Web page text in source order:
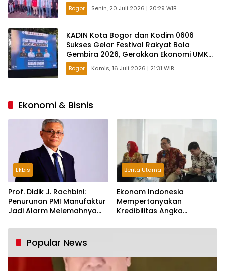
Bogor Senin, 20 Juli 2026 | 20:29 WIB
KADIN Kota Bogor dan Kodim 0606
Sukses Gelar Festival Rakyat Bola
Gembira 2026, Gerakkan Ekonomi UMKM
Lewat Nobar Piala Dunia
Bogor Kamis, 16 Juli 2026 | 21:31 WIB
Ekonomi & Bisnis
Ekbis
Prof. Didik J. Rachbini:
Penurunan PMI Manufaktur
Jadi Alarm Melemahnya
Berita Utama
Ekonom Indonesia
Mempertanyakan
Kredibilitas Angka
Tumbuh Tapi Rapuh
Popular News